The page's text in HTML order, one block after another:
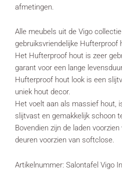
afmetingen.
Alle meubels uit de Vigo
gebruiksvriendelijke Hufterproof
Het Hufterproof hout is zeer
garant voor een lange
Hufterproof hout look is een
uniek hout decor.
Het voelt aan als massief hout,
slijtvast en gemakkelijk schoon
Bovendien zijn de laden
deuren voorzien van softclose.
Artikelnummer: Salontafel Vigo